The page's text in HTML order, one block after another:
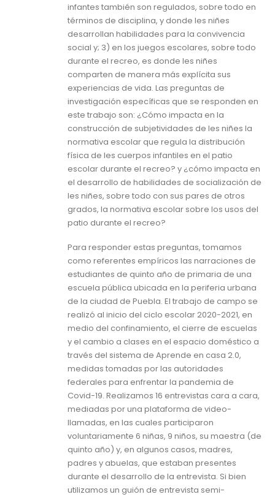
infantes también son regulados, sobre todo en
términos de disciplina, y donde les niñes
desarrollan habilidades para la convivencia
social y; 3) en los juegos escolares, sobre todo
durante el recreo, es donde les niñes
comparten de manera más explícita sus
experiencias de vida. Las preguntas de
investigación específicas que se responden en
este trabajo son: ¿Cómo impacta en la
construcción de subjetividades de les niñes la
normativa escolar que regula la distribución
física de les cuerpos infantiles en el patio
escolar durante el recreo? y ¿cómo impacta en
el desarrollo de habilidades de socialización de
les niñes, sobre todo con sus pares de otros
grados, la normativa escolar sobre los usos del
patio durante el recreo?
Para responder estas preguntas, tomamos
como referentes empíricos las narraciones de
estudiantes de quinto año de primaria de una
escuela pública ubicada en la periferia urbana
de la ciudad de Puebla. El trabajo de campo se
realizó al inicio del ciclo escolar 2020-2021, en
medio del confinamiento, el cierre de escuelas
y el cambio a clases en el espacio doméstico a
través del sistema de Aprende en casa 2.0,
medidas tomadas por las autoridades
federales para enfrentar la pandemia de
Covid-19. Realizamos 16 entrevistas cara a cara,
mediadas por una plataforma de video-
llamadas, en las cuales participaron
voluntariamente 6 niñas, 9 niños, su maestra (de
quinto año) y, en algunos casos, madres,
padres y abuelas, que estaban presentes
durante el desarrollo de la entrevista. Si bien
utilizamos un guión de entrevista semi-